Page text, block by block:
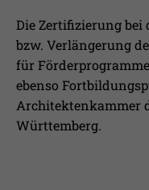
Die Zertifizierung
bzw. Verlängerung
für
ebenso
Architektenkammer
Württemberg.